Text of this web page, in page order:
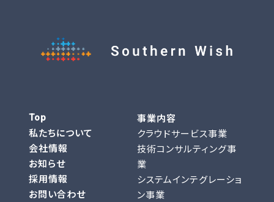
Top
私たちについて
会社情報
お知らせ
採用情報
お問い合わせ
事業内容
クラウドサービス事業
技術コンサルティング事
業
システムインテグレーショ
ン事業